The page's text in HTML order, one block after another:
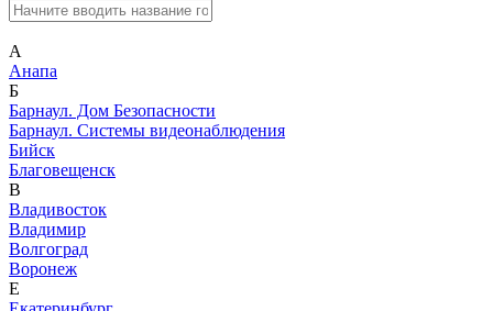
А
Анапа
Б
Барнаул. Дом Безопасности
Барнаул. Системы видеонаблюдения
Бийск
Благовещенск
В
Владивосток
Владимир
Волгоград
Воронеж
Е